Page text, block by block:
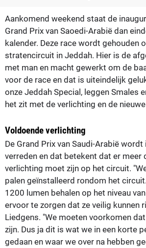
Aankomend weekend staat de
Grand Prix van Saoedi-Arabië dan
kalender. Deze race wordt gehouden
stratencircuit in Jeddah. Hier is de
met man en macht gewerkt om de
voor de race en dat is uiteindelijk
onze Jeddah Special, leggen Smales
het zit met de verlichting en de
Voldoende verlichting
De Grand Prix van Saudi-Arabië
verreden en dat betekent dat er meer
verlichting moet zijn op het circuit.
palen geïnstalleerd rondom het
1200 lumen behalen op het niveau
ervoor te zorgen dat ze veilig kunnen
Liedgens. "We moeten voorkomen
zijn. Dus ja dit is wat we in een korte
gedaan en waar we over na hebben